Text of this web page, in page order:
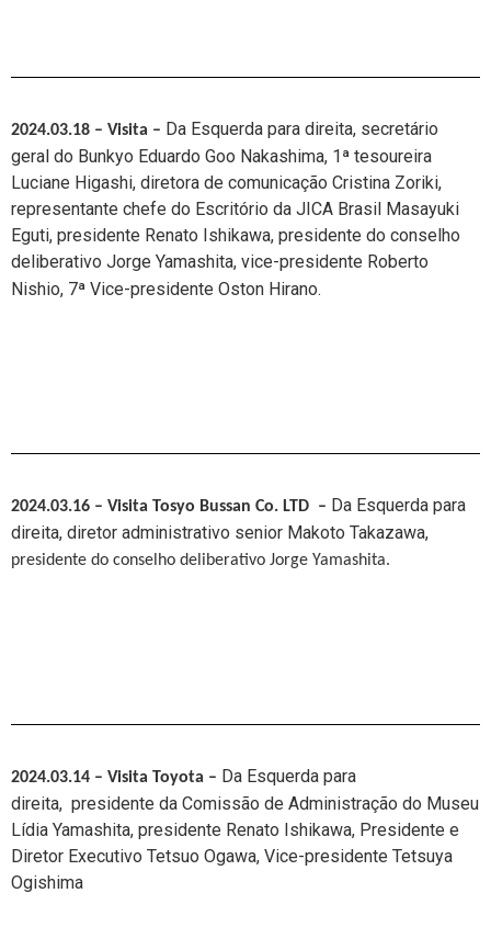
2024.03.18 – Visita – Da Esquerda para direita, secretário
geral do Bunkyo Eduardo Goo Nakashima, 1ª tesoureira
Luciane Higashi, diretora de comunicação Cristina Zoriki,
representante chefe do Escritório da JICA Brasil Masayuki
Eguti, presidente Renato Ishikawa, presidente do conselho
deliberativo Jorge Yamashita, vice-presidente Roberto
Nishio, 7ª Vice-presidente Oston Hirano.
2024.03.16 – Visita Tosyo Bussan Co. LTD – Da Esquerda para
direita, diretor administrativo senior Makoto Takazawa,
presidente do conselho deliberativo Jorge Yamashita.
2024.03.14 – Visita Toyota – Da Esquerda para
direita, presidente da Comissão de Administração do Museu
Lídia Yamashita, presidente Renato Ishikawa, Presidente e
Diretor Executivo Tetsuo Ogawa, Vice-presidente Tetsuya
Ogishima